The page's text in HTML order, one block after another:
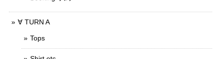
∀ TURN A
Tops